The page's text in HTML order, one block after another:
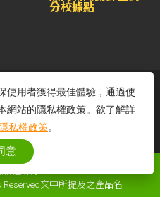
分校據點
問最安心，
文中所提及之產品名
使用者獲得最佳體驗，通過使
網站的隱私權政策。欲了解詳
私權政策。
意